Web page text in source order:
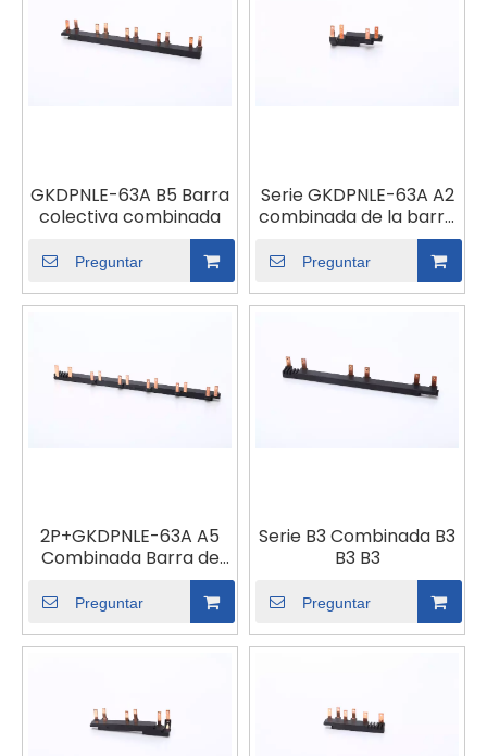
GKDPNLE-63A B5 Barra
colectiva combinada
Preguntar
Serie GKDPNLE-63A A2
combinada de la barra
Preguntar
2P+GKDPNLE-63A A5
Combinada Barra de
Preguntar
Serie B3 Combinada B3
B3 B3
Preguntar